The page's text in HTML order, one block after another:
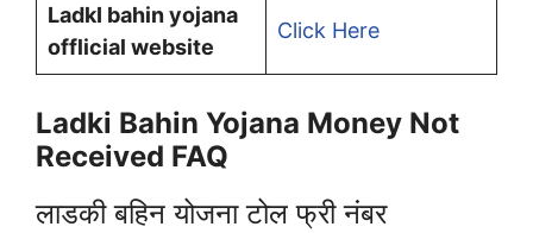
LadkI bahin yojana
offlicial website
Click Here
Ladki Bahin Yojana Money Not
Received FAQ
लाडकी बहिन योजना टोल फ्री नंबर